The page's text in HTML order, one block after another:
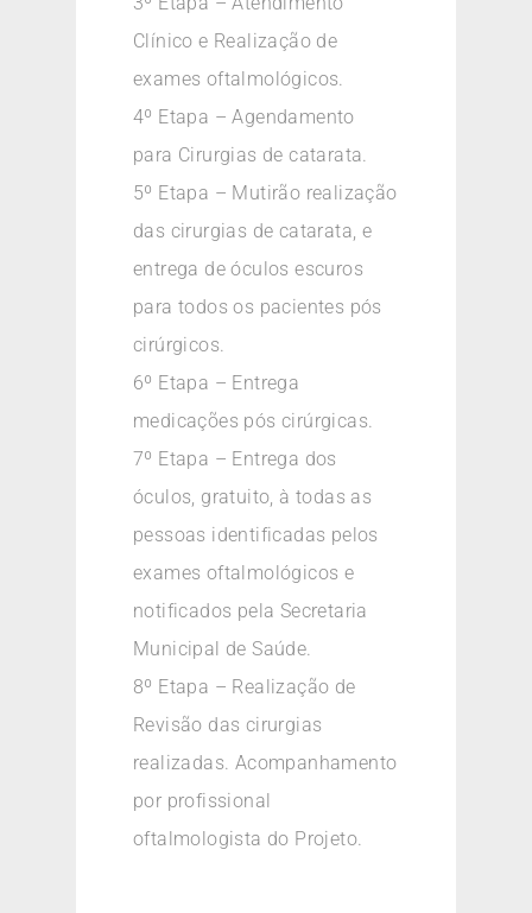
Clínico e Realização de
exames oftalmológicos.
4º Etapa – Agendamento
para Cirurgias de catarata.
5º Etapa – Mutirão realização
das cirurgias de catarata, e
entrega de óculos escuros
para todos os pacientes pós
cirúrgicos.
6º Etapa – Entrega
medicações pós cirúrgicas.
7º Etapa – Entrega dos
óculos, gratuito, à todas as
pessoas identificadas pelos
exames oftalmológicos e
notificados pela Secretaria
Municipal de Saúde.
8º Etapa – Realização de
Revisão das cirurgias
realizadas. Acompanhamento
por profissional
oftalmologista do Projeto.